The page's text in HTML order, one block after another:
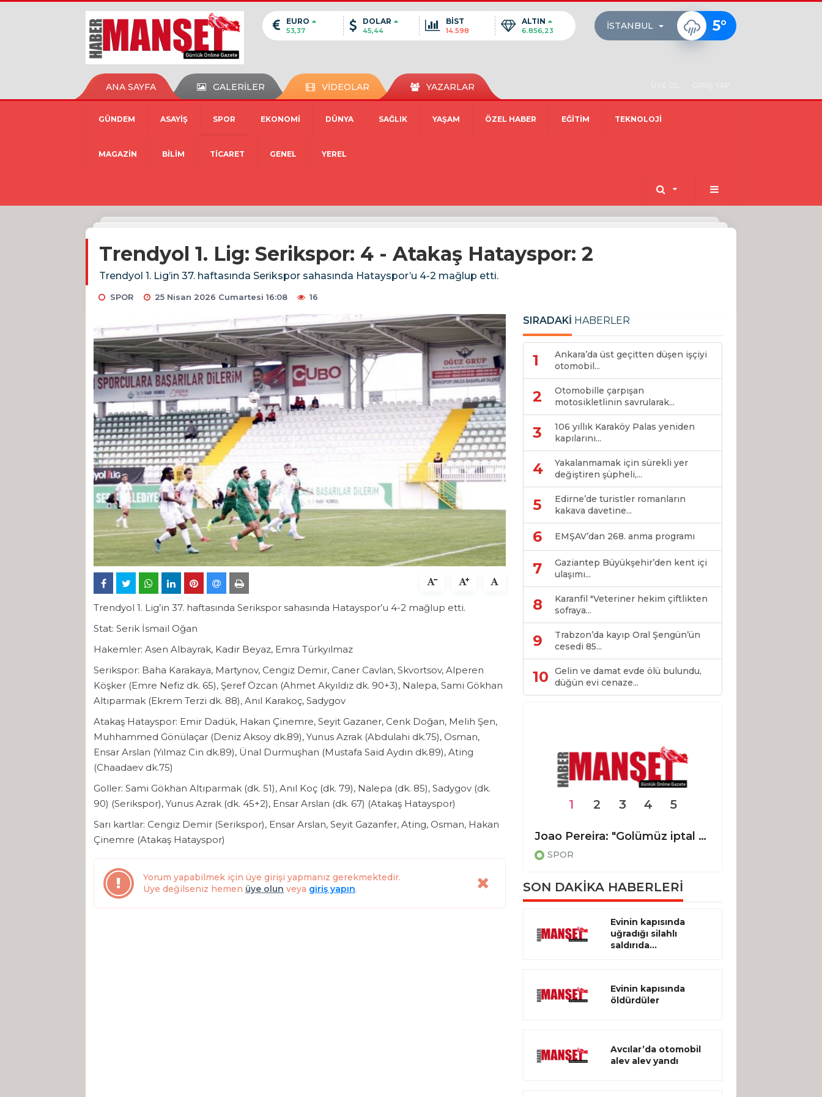
EURO
53,37
DOLAR
45,44
BİST
14.598
ALTIN
6.856,23 İSTANBUL 5°
ANA SAYFA GALERİLER VİDEOLAR YAZARLAR
GÜNDEM ASAYİŞ SPOR EKONOMİ DÜNYA SAĞLIK YAŞAM ÖZEL HABER EĞİTİM TEKNOLOJİ
MAGAZİN BİLİM TİCARET GENEL YEREL
Trendyol 1. Lig: Serikspor: 4 - Atakaş Hatayspor: 2
Trendyol 1. Lig’in 37. haftasında Serikspor sahasında Hatayspor’u 4-2 mağlup etti.
SPOR 25 Nisan 2026 Cumartesi 16:08 16
Trendyol 1. Lig’in 37. haftasında Serikspor sahasında Hatayspor’u 4-2 mağlup etti.
Stat: Serik İsmail Oğan
Hakemler: Asen Albayrak, Kadir Beyaz, Emra Türkyılmaz
Serikspor: Baha Karakaya, Martynov, Cengiz Demir, Caner Cavlan, Skvortsov, Alperen
Köşker (Emre Nefiz dk. 65), Şeref Özcan (Ahmet Akyıldız dk. 90+3), Nalepa, Sami Gökhan
Altıparmak (Ekrem Terzi dk. 88), Anıl Karakoç, Sadygov
Atakaş Hatayspor: Emir Dadük, Hakan Çinemre, Seyit Gazaner, Cenk Doğan, Melih Şen,
Muhhammed Gönülaçar (Deniz Aksoy dk.89), Yunus Azrak (Abdulahi dk.75), Osman,
Ensar Arslan (Yılmaz Cin dk.89), Ünal Durmuşhan (Mustafa Said Aydın dk.89), Ating
(Chaadaev dk.75)
Goller: Sami Gökhan Altıparmak (dk. 51), Anıl Koç (dk. 79), Nalepa (dk. 85), Sadygov (dk.
90) (Serikspor), Yunus Azrak (dk. 45+2), Ensar Arslan (dk. 67) (Atakaş Hatayspor)
Sarı kartlar: Cengiz Demir (Serikspor), Ensar Arslan, Seyit Gazanfer, Ating, Osman, Hakan
Çinemre (Atakaş Hatayspor)
Yorum yapabilmek için üye girişi yapmanız gerekmektedir.
Üye değilseniz hemen üye olun veya giriş yapın.
SIRADAKİ HABERLER
1
Ankara’da üst geçitten düşen işçiyi
otomobil...
2
Otomobille çarpışan
motosikletlinin savrularak...
3
106 yıllık Karaköy Palas yeniden
kapılarını...
4
Yakalanmamak için sürekli yer
değiştiren şüpheli,...
5
Edirne’de turistler romanların
kakava davetine...
6 EMŞAV’dan 268. anma programı
7
Gaziantep Büyükşehir’den kent içi
ulaşımı...
8
Karanfil "Veteriner hekim çiftlikten
sofraya...
9
Trabzon’da kayıp Oral Şengün’ün
cesedi 85...
10
Gelin ve damat evde ölü bulundu,
düğün evi cenaze...
Joao Pereira: "Golümüz iptal edilmeseydi, 3 puanı alan taraf biz olacaktık"
SPOR
1 2 3 4 5
SON DAKİKA HABERLERİ
Evinin kapısında
uğradığı silahlı
saldırıda...
Evinin kapısında
öldürdüler
Avcılar’da otomobil
alev alev yandı